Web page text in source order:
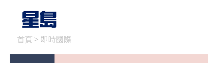
首頁 > 即時國際